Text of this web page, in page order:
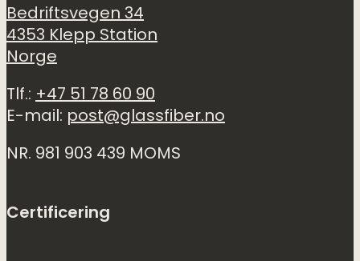
Bedriftsvegen 34
4353 Klepp Station
Norge
Tlf.:+47 51 78 60 90
E-mail: post@glassfiber.no
NR. 981 903 439 MOMS
Certificering